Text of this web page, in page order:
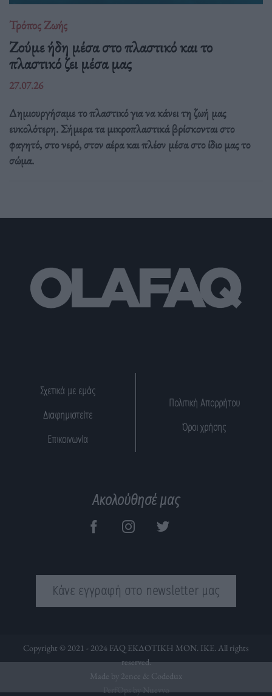
Τρόπος Ζωής
Ζούμε ήδη μέσα στο πλαστικό και το
πλαστικό ζει μέσα μας
27.07.26
Δημιουργήσαμε το πλαστικό για να κάνει τη ζωή μας
ευκολότερη. Σήμερα τα μικροπλαστικά βρίσκονται στο
φαγητό, στο νερό, στον αέρα και πλέον μέσα στο ίδιο μας το
σώμα.
Σχετικά με εμάς
Διαφημιστείτε
Επικοινωνία
Πολιτική Απορρήτου
Όροι χρήσης
Ακολούθησέ μας
Κάνε εγγραφή στο newsletter μας
Copyright © 2021 - 2024 FAQ ΕΚΔΟΤΙΚΗ ΜΟΝ. ΙΚΕ. All rights
reserved.
Made by 2ence & Codedux
PerfOps by Nuevvo